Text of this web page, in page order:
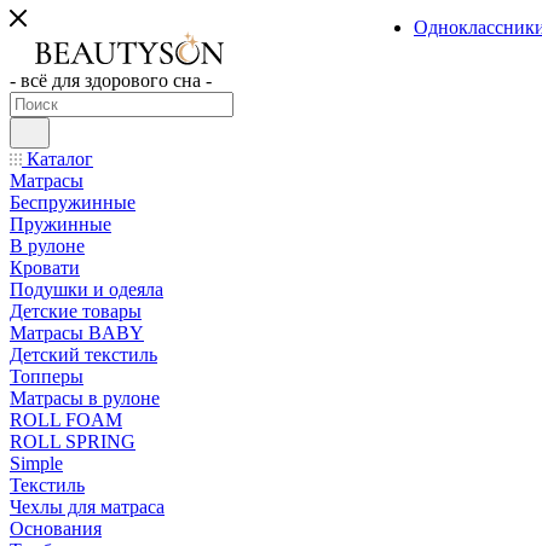
- всё для здорового сна -
Каталог
Матрасы
Беспружинные
Пружинные
В рулоне
Кровати
Подушки и одеяла
Детские товары
Матрасы BABY
Детский текстиль
Топперы
Матрасы в рулоне
ROLL FOAM
ROLL SPRING
Simple
Текстиль
Чехлы для матраса
Основания